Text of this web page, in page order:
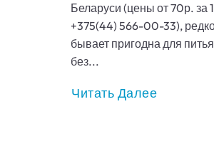
Беларуси (цены от 70р. за
+375(44) 566-00-33),
бывает пригодна для питья
без...
Читать Далее